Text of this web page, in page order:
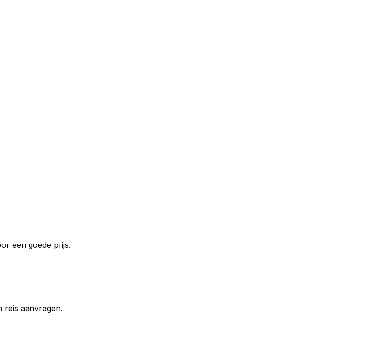
een goede prijs.
reis aanvragen.